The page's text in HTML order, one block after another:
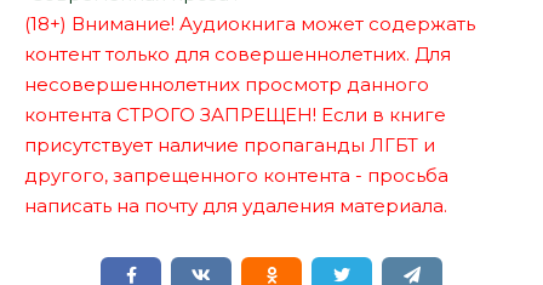
(18+) Внимание! Аудиокнига может содержать
контент только для совершеннолетних. Для
несовершеннолетних просмотр данного
контента СТРОГО ЗАПРЕЩЕН! Если в книге
присутствует наличие пропаганды ЛГБТ и
другого, запрещенного контента - просьба
написать на почту для удаления материала.